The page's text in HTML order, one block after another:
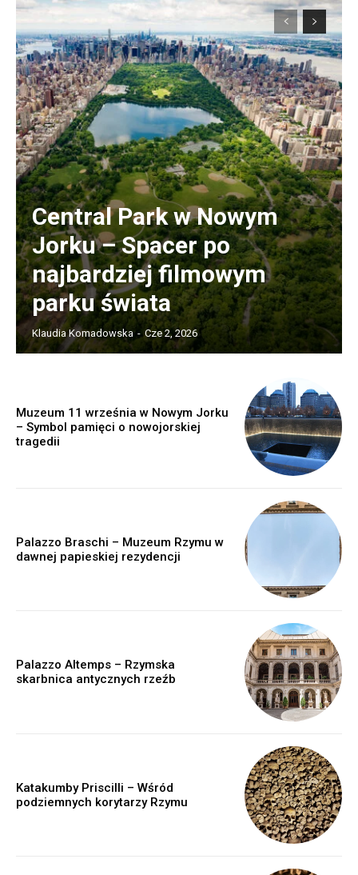
Central Park w Nowym
Jorku – Spacer po
najbardziej filmowym
parku świata
Klaudia Komadowska - Cze 2, 2026
Muzeum 11 września w Nowym Jorku
– Symbol pamięci o nowojorskiej
tragedii
Palazzo Braschi – Muzeum Rzymu w
dawnej papieskiej rezydencji
Palazzo Altemps – Rzymska
skarbnica antycznych rzeźb
Katakumby Priscilli – Wśród
podziemnych korytarzy Rzymu